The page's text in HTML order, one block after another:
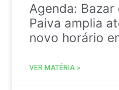
Agenda: Bazar
Paiva amplia
novo horário
VER MATÉRIA »